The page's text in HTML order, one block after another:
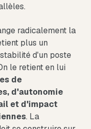
radicalement la
plus un
d'un poste
le retient en lui
de
d'autonomie
et d'impact
. La